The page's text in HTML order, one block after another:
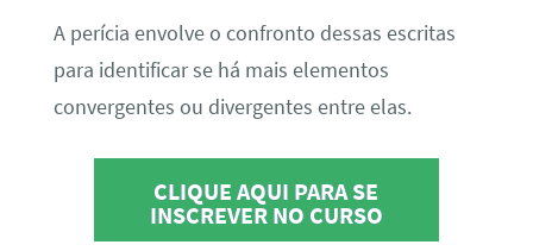
A perícia envolve o confronto dessas escritas
para identificar se há mais elementos
convergentes ou divergentes entre elas.
CLIQUE AQUI PARA SE
INSCREVER NO CURSO